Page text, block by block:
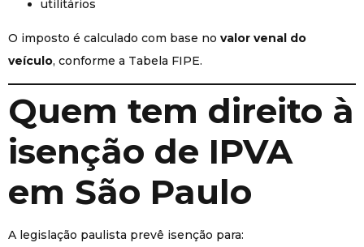
utilitários
O imposto é calculado com base no valor venal do
veículo, conforme a Tabela FIPE.
Quem tem direito à
isenção de IPVA
em São Paulo
A legislação paulista prevê isenção para: